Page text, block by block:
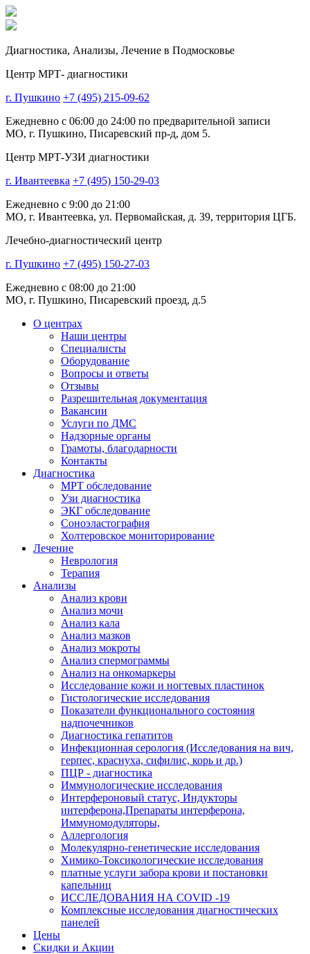
Диагностика, Анализы, Лечение в Подмосковье
Центр МРТ- диагностики
г. Пушкино +7 (495) 215-09-62
Ежедневно с 06:00 до 24:00 по предварительной записи
МО, г. Пушкино, Писаревский пр-д, дом 5.
Центр МРТ-УЗИ диагностики
г. Ивантеевка +7 (495) 150-29-03
Ежедневно с 9:00 до 21:00
МО, г. Ивантеевка, ул. Первомайская, д. 39, территория ЦГБ.
Лечебно-диагностический центр
г. Пушкино +7 (495) 150-27-03
Ежедневно с 08:00 до 21:00
МО, г. Пушкино, Писаревский проезд, д.5
О центрах
Наши центры
Специалисты
Оборудование
Вопросы и ответы
Отзывы
Разрешительная документация
Вакансии
Услуги по ДМС
Надзорные органы
Грамоты, благодарности
Контакты
Диагностика
МРТ обследование
Узи диагностика
ЭКГ обследование
Соноэластография
Холтеровское мониторирование
Лечение
Неврология
Терапия
Анализы
Анализ крови
Анализ мочи
Анализ кала
Анализ мазков
Анализ мокроты
Анализ спермограммы
Анализ на онкомаркеры
Исследование кожи и ногтевых пластинок
Гистологические исследования
Показатели функционального состояния
надпочечников
Диагностика гепатитов
Инфекционная серология (Исследования на вич,
герпес, краснуха, сифилис, корь и др.)
ПЦР - диагностика
Иммунологические исследования
Интерфероновый статус, Индукторы
интерферона,Препараты интерферона,
Иммуномодуляторы,
Аллергология
Молекулярно-генетические исследования
Химико-Токсикологические исследования
платные услуги забора крови и постановки
капельниц
ИССЛЕДОВАНИЯ НА COVID -19
Комплексные исследования диагностических
панелей
Цены
Скидки и Акции